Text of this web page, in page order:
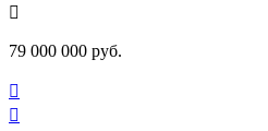

79 000 000 руб.

